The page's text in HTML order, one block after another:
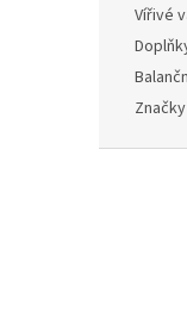
Vířivé
Značky